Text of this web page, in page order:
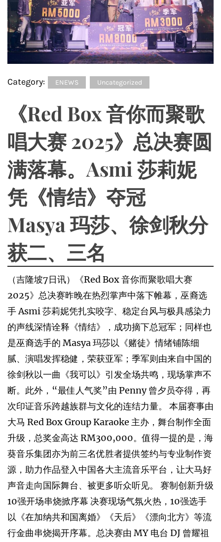
Category: ENEWS Uncategorized
《Red Box 音你而聚歌
唱大赛 2025》总决赛圆
满落幕。Asmi 莎莉妮
凭《情结》夺冠
Masya 玛莎、徐剑秋分
获二、三名
（吉隆坡7日讯）《Red Box 音你而聚歌唱大赛
2025》总决赛昨晚在热烈掌声中落下帷幕，巫裔选
手 Asmi 莎莉妮凭扎实咬字、稳定台风与极具感染力
的声线深情诠释《情结》，成功摘下总冠军；同样也
是巫裔选手的 Masya 玛莎以《赌徒》情绪铺陈细
腻、演唱发挥稳健，荣获亚军；季军则由来自中国的
徐剑秋以一曲《我可以》引发全场共鸣，现场掌声不
断。此外，“最佳人气奖”由 Penny 曾夕员夺得，再
次印证音乐跨越族群与文化的连结力量。 本届赛事由
大马 Red Box Group Karaoke 主办，舞台制作全面
升级，总奖金高达 RM300,000。值得一提的是，海
葵音乐集团亦为前三名优胜者提供签约与专业制作资
源，助力作品登入中国各大主流音乐平台，让大马好
声音走向国际舞台、被更多听众听见。 赛制创新升级
10强开场串烧掀序幕 决赛现场气氛火热，10强选手
以《在加纳共和国离婚》《天后》《漂向北方》等流
行金曲串烧揭开序幕。总决赛由 MY 电台 DJ 曾耀祖